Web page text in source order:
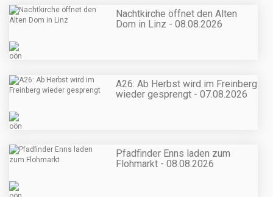
Nachtkirche öffnet den Alten
Dom in Linz - 08.08.2026
A26: Ab Herbst wird im Freinberg
wieder gesprengt - 07.08.2026
Pfadfinder Enns laden zum
Flohmarkt - 08.08.2026